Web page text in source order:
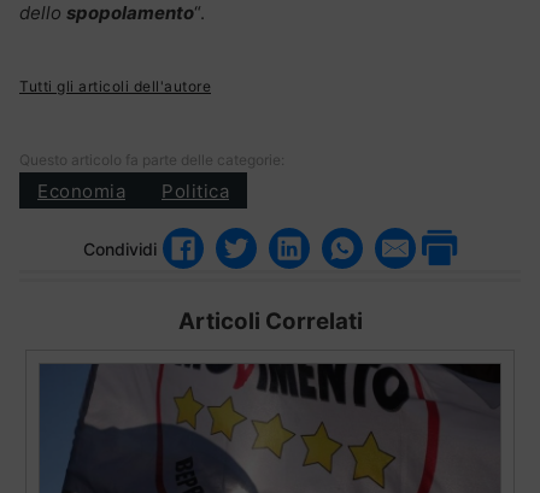
dello spopolamento“.
Tutti gli articoli dell'autore
Questo articolo fa parte delle categorie:
Economia Politica
Condividi
Articoli Correlati